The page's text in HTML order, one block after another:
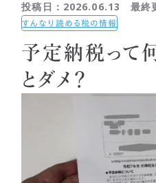
事務所概要
アクセス
クラウド会計導入
国際税務
相続・贈与
法人・個人事業主向け
個人のお客様向け
相続・贈与
お客様の声
採用情報
言語/Languages
中文
まず
LINE
投稿日：2026.06.13 最終
すんなり読める税の情報
予定納税って
とダメ？